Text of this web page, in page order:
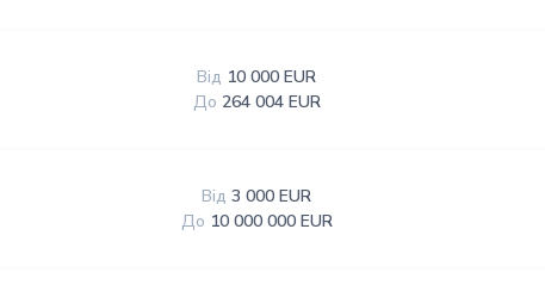
Від 10 000 EUR
До 264 004 EUR
Від 3 000 EUR
До 10 000 000 EUR